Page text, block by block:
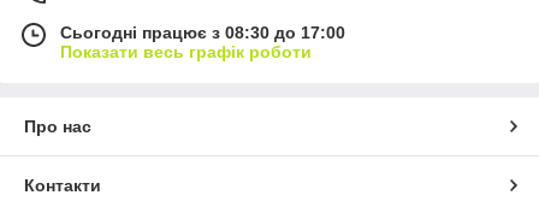
Сьогодні працює з 08:30 до 17:00
Показати весь графік роботи
Про нас
Контакти